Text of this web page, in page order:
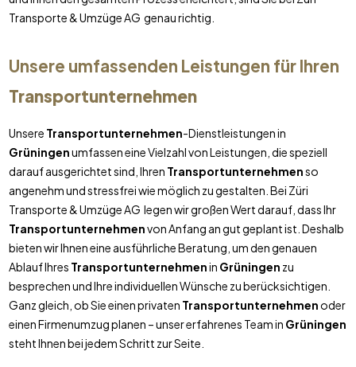
Transporte & Umzüge AG genau richtig.
Unsere umfassenden Leistungen für Ihren
Transportunternehmen
Unsere Transportunternehmen-Dienstleistungen in
Grüningenumfassen eine Vielzahl von Leistungen, die speziell
darauf ausgerichtet sind, Ihren Transportunternehmenso
angenehm und stressfrei wie möglich zu gestalten. Bei Züri
Transporte & Umzüge AG legen wir großen Wert darauf, dass Ihr
Transportunternehmenvon Anfang an gut geplant ist. Deshalb
bieten wir Ihnen eine ausführliche Beratung, um den genauen
Ablauf Ihres Transportunternehmenin Grüningen zu
besprechen und Ihre individuellen Wünsche zu berücksichtigen.
Ganz gleich, ob Sie einen privaten Transportunternehmenoder
einen Firmenumzug planen – unser erfahrenes Team in Grüningen
steht Ihnen bei jedem Schritt zur Seite.